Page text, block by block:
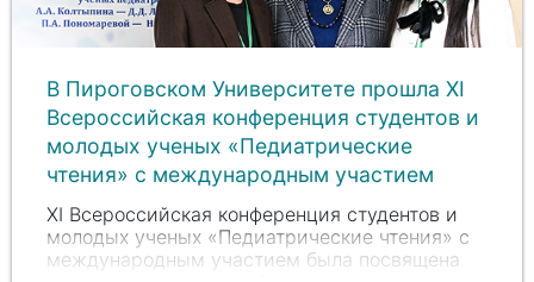
В Пироговском Университете прошла XI
Всероссийская конференция студентов и
молодых ученых «Педиатрические
чтения» с международным участием
XI Всероссийская конференция студентов и
молодых ученых «Педиатрические чтения» с
международным участием была посвящена